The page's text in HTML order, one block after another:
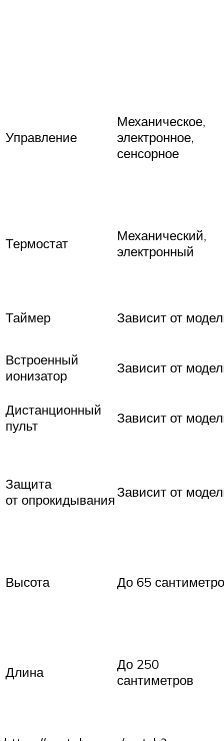
Управление
Механическое,
электронное,
сенсорное
Термостат
Механический,
электронный
Таймер Зависит от
Встроенный
ионизатор
Зависит от
Дистанционный
пульт
Зависит от
Защита
от опрокидыванияЗависит от
Высота До 65
Длина
До 250
сантиметров